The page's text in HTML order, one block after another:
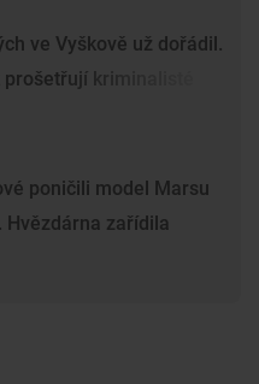
ve Vyškově už dořádil.
kriminalisté
poničili model Marsu
Hvězdárna zařídila